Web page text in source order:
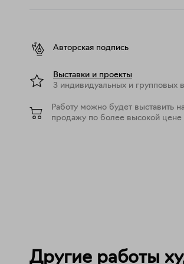
Авторская подпись
Выставки и проекты
3 индивидуальных и групповых
Работу можно будет выставить
продажу по более высокой цене
Другие работы